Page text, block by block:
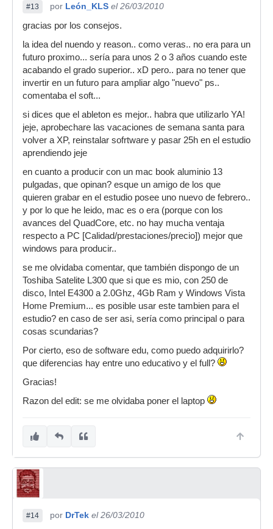
mejor que hay...
gracias a todos por sus respuestas.
#13 por León_KLS el 26/03/2010
gracias por los consejos.
la idea del nuendo y reason.. como veras.. no era para un
futuro proximo... sería para unos 2 o 3 años cuando este
acabando el grado superior.. xD pero.. para no tener que
invertir en un futuro para ampliar algo "nuevo" ps..
comentaba el soft...
si dices que el ableton es mejor.. habra que utilizarlo YA!
jeje, aprobechare las vacaciones de semana santa para
volver a XP, reinstalar sofrtware y pasar 25h en el estudio
aprendiendo jeje
en cuanto a producir con un mac book aluminio 13
pulgadas, que opinan? esque un amigo de los que
quieren grabar en el estudio posee uno nuevo de febrero..
y por lo que he leido, mac es o era (porque con los
avances del QuadCore, etc. no hay mucha ventaja
respecto a PC [Calidad/prestaciones/precio]) mejor que
windows para producir..
se me olvidaba comentar, que también dispongo de un
Toshiba Satelite L300 que si que es mio, con 250 de
disco, Intel E4300 a 2.0Ghz, 4Gb Ram y Windows Vista
Home Premium... es posible usar este tambien para el
estudio? en caso de ser asi, sería como principal o para
cosas scundarias?
Por cierto, eso de software edu, como puedo adquirirlo?
que diferencias hay entre uno educativo y el full?
Gracias!
Razon del edit: se me olvidaba poner el laptop
#14 por DrTek el 26/03/2010